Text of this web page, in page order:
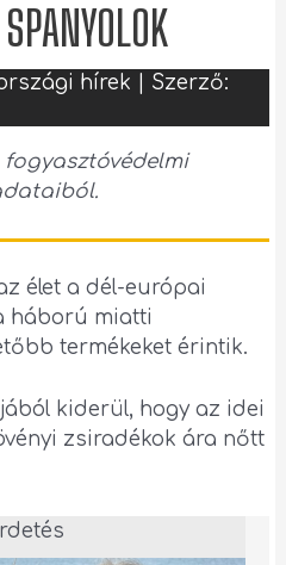
hírek | Szerző:
élet a dél-európai
háború miatti
termékeket érintik.
kiderül, hogy az idei
zsiradékok ára nőtt